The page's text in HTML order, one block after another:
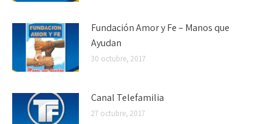
Fundación Amor y Fe – Manos que
Ayudan
30 octubre, 2017
Canal Telefamilia
27 octubre, 2017